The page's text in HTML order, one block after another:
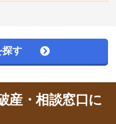
探す
産・相談窓口に